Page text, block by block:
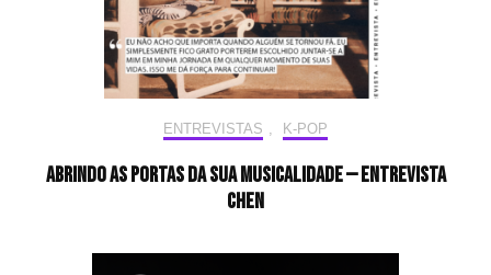
ENTREVISTAS , K-POP
Abrindo as portas da sua musicalidade — Entrevista
CHEN